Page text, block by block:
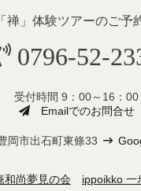
禅」体験ツアーのご予
0796-52-
受付時間 9：00～16：00
Emailでのお問合せ
岡市出石町東條33
和尚夢見の会 ippoikko 一